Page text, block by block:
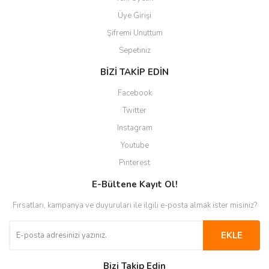
Üye Girişi
Şifremi Unuttum
Sepetiniz
BİZİ TAKİP EDİN
Facebook
Twitter
Instagram
Youtube
Pinterest
E-Bültene Kayıt Ol!
Fırsatları, kampanya ve duyuruları ile ilgili e-posta almak ister misiniz?
EKLE
Bizi Takip Edin